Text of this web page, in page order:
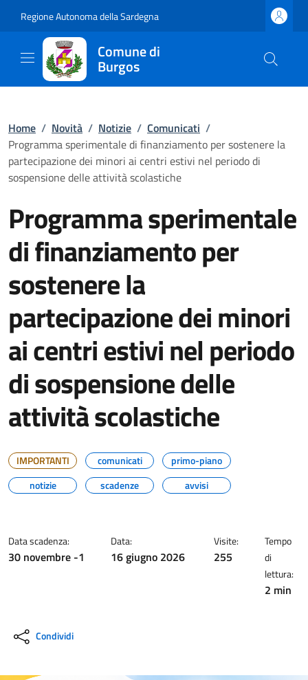
Regione Autonoma della Sardegna
Comune di
Burgos
Home / Novità / Notizie / Comunicati /
Programma sperimentale di finanziamento per sostenere la
partecipazione dei minori ai centri estivi nel periodo di
sospensione delle attività scolastiche
Programma sperimentale
di finanziamento per
sostenere la
partecipazione dei minori
ai centri estivi nel periodo
di sospensione delle
attività scolastiche
IMPORTANTI comunicati
primo-piano
notizie
scadenze avvisi
Data scadenza:
30 novembre -1
Data:
16 giugno 2026
Visite:
255
Tempo
di
lettura:
2 min
Condividi